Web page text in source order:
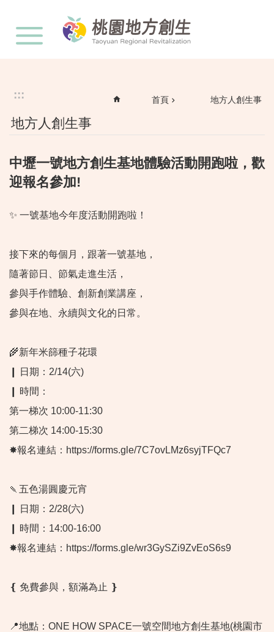
::: 首頁 地方人創生事
地方人創生事
中壢一號地方創生基地體驗活動開跑啦，歡
迎報名參加!
✨ 一號基地今年度活動開跑啦！
接下來的每個月，跟著一號基地，
隨著節日、節氣走進生活，
參與手作體驗、創新創業講座，
參與在地、永續與文化的日常。
🌾新年米篩種子花環
❙ 日期：2/14(六)
❙ 時間：
第一梯次 10:00-11:30
第二梯次 14:00-15:30
✸報名連結：https://forms.gle/7C7ovLMz6syjTFQc7
🍡五色湯圓慶元宵
❙ 日期：2/28(六)
❙ 時間：14:00-16:00
✸報名連結：https://forms.gle/wr3GySZi9ZvEoS6s9
❴ 免費參與，額滿為止 ❵
📍地點：ONE HOW SPACE一號空間地方創生基地(桃園市